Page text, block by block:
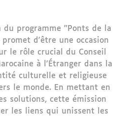
du programme "Ponts de la
d'être une occasion
le rôle crucial du Conseil
à l'Étranger dans la
culturelle et religieuse
le monde. En mettant en
solutions, cette émission
les liens qui unissent les